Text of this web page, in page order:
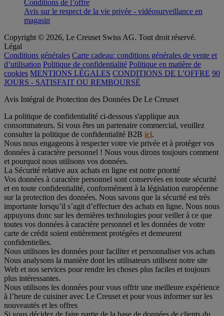
Conditions de l’offre
Avis sur le respect de la vie privée - vidéosurveillance en
magasin
Copyright © 2026, Le Creuset Swiss AG. Tout droit réservé.
Légal
Conditions générales Carte cadeau: conditions générales de vente et
d’utilisation Politique de confidentialité Politique en matière de
cookies MENTIONS LÉGALES CONDITIONS DE L’OFFRE 90
JOURS - SATISFAIT OU REMBOURSÉ
Avis Intégral de Protection des Données De Le Creuset
La politique de confidentialité ci-dessous s'applique aux
consommateurs. Si vous êtes un partenaire commercial, veuillez
consulter la politique de confidentialité B2B ici.
Nous nous engageons à respecter votre vie privée et à protéger vos
données à caractère personnel ! Nous vous dirons toujours comment
et pourquoi nous utilisons vos données.
La Sécurité relative aux achats en ligne est notre priorité
Vos données à caractère personnel sont conservées en toute sécurité
et en toute confidentialité, conformément à la législation européenne
sur la protection des données. Nous savons que la sécurité est très
importante lorsqu’il s’agit d’effectuer des achats en ligne. Nous nous
appuyons donc sur les dernières technologies pour veiller à ce que
toutes vos données à caractère personnel et les données de votre
carte de crédit soient entièrement protégées et demeurent
confidentielles.
Nous utilisons les données pour faciliter et personnaliser vos achats
Nous analysons la manière dont les utilisateurs utilisent notre site
Web et nos services pour rendre les choses plus faciles et toujours
plus intéressantes.
Nous utilisons les données pour vous offrir une meilleure expérience
à l’heure de cuisiner avec Le Creuset et pour vous informer sur les
nouveautés et les offres